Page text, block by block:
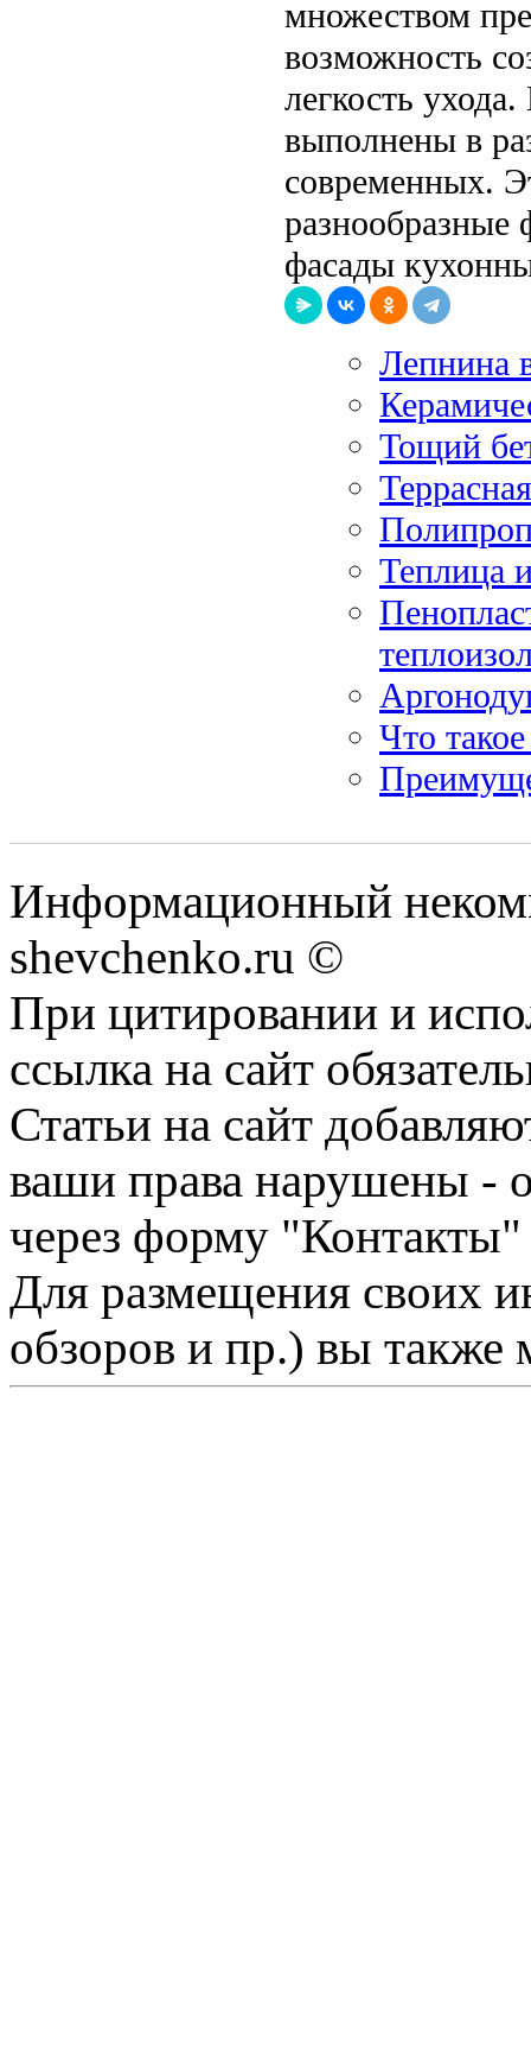
множеством
возможность
легкость
выполнены в
современных.
разнообразные
фасады
Лепнина
Тощий
Теплица
Что
Информационный
shevchenko.ru ©
При цитировании и
ссылка на сайт
Статьи на сайт
ваши права нарушены -
через форму "Контакты"
Для размещения своих
обзоров и пр.) вы также